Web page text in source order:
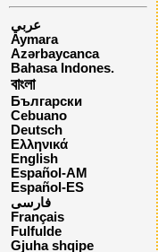
عربي
Aymara
Azərbaycanca
Bahasa Indones.
বাংলা
Български
Cebuano
Deutsch
Ελληνικά
English
Español-AM
Español-ES
فارسی
Français
Fulfulde
Gjuha shqipe